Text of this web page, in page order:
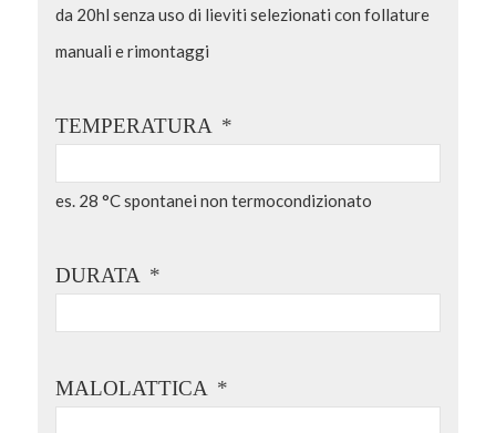
da 20hl senza uso di lieviti selezionati con follature
manuali e rimontaggi
TEMPERATURA *
es. 28 °C spontanei non termocondizionato
DURATA *
MALOLATTICA *